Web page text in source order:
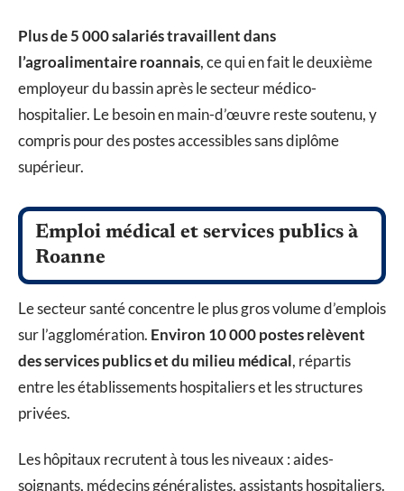
Plus de 5 000 salariés travaillent dans
l’agroalimentaire roannais, ce qui en fait le deuxième
employeur du bassin après le secteur médico-
hospitalier. Le besoin en main-d’œuvre reste soutenu, y
compris pour des postes accessibles sans diplôme
supérieur.
Emploi médical et services publics à
Roanne
Le secteur santé concentre le plus gros volume d’emplois
sur l’agglomération. Environ 10 000 postes relèvent
des services publics et du milieu médical, répartis
entre les établissements hospitaliers et les structures
privées.
Les hôpitaux recrutent à tous les niveaux : aides-
soignants, médecins généralistes, assistants hospitaliers.